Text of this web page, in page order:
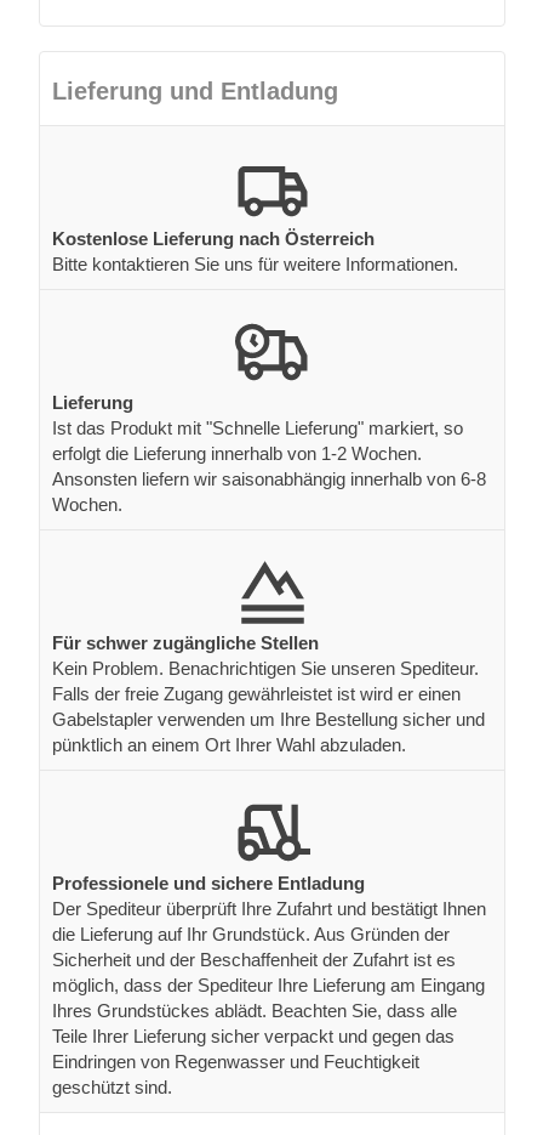
Lieferung und Entladung
Kostenlose Lieferung nach Österreich
Bitte kontaktieren Sie uns für weitere Informationen.
Lieferung
Ist das Produkt mit "Schnelle Lieferung" markiert, so
erfolgt die Lieferung innerhalb von 1-2 Wochen.
Ansonsten liefern wir saisonabhängig innerhalb von 6-8
Wochen.
Für schwer zugängliche Stellen
Kein Problem. Benachrichtigen Sie unseren Spediteur.
Falls der freie Zugang gewährleistet ist wird er einen
Gabelstapler verwenden um Ihre Bestellung sicher und
pünktlich an einem Ort Ihrer Wahl abzuladen.
Professionele und sichere Entladung
Der Spediteur überprüft Ihre Zufahrt und bestätigt Ihnen
die Lieferung auf Ihr Grundstück. Aus Gründen der
Sicherheit und der Beschaffenheit der Zufahrt ist es
möglich, dass der Spediteur Ihre Lieferung am Eingang
Ihres Grundstückes ablädt. Beachten Sie, dass alle
Teile Ihrer Lieferung sicher verpackt und gegen das
Eindringen von Regenwasser und Feuchtigkeit
geschützt sind.